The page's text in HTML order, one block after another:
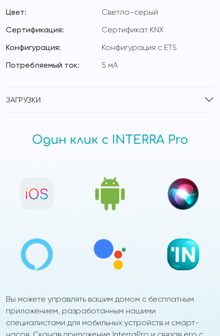
Цвет:
Светло-серый
Сертификация:
Сертификат KNX
Конфигурация:
Конфигурация с ETS
Потребляемый ток:
5 мА
ЗАГРУЗКИ
Один клик с INTERRA Pro
Вы можете управлять вашим домом с бесплатным
приложением, разработанным нашими
специалистами для мобильных устройств и смарт-